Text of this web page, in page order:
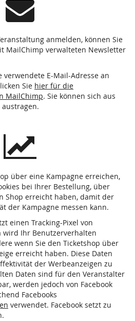
anmelden, können Sie
MailChimp verwalteten Newsletter
verwendete E-Mail-Adresse an
Sie hier für die
MailChimp. Sie können sich aus
über eine Kampagne erreichen,
bei Ihrer Bestellung, über
Shop erreicht haben, damit der
der Kampagne messen kann.
einen Tracking-Pixel von
wird Ihr Benutzerverhalten
wenn Sie den Ticketshop über
erreicht haben. Diese Daten
der Werbeanzeigen zu
Daten sind für den Veranstalter
werden jedoch von Facebook
Facebooks
verwendet. Facebook setzt zu